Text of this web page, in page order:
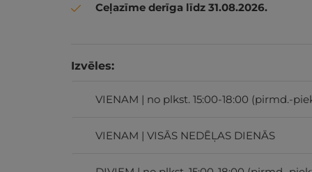
Ceļazīme derīga līdz 31.08.2026.
Izvēles:
VIENAM | no plkst. 15:00-18:00 (pirmd.-
VIENAM | VISĀS NEDĒĻAS DIENĀS